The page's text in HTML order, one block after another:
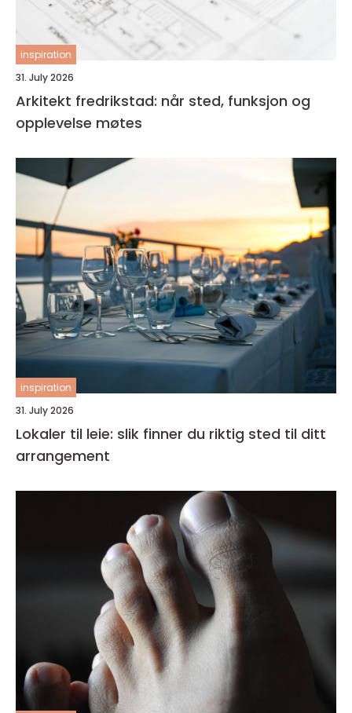
inspiration
31. July 2026
Arkitekt fredrikstad: når sted, funksjon og
opplevelse møtes
inspiration
31. July 2026
Lokaler til leie: slik finner du riktig sted til ditt
arrangement